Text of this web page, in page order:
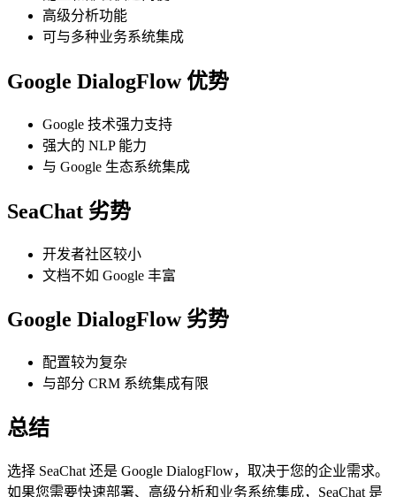
高级分析功能
可与多种业务系统集成
Google DialogFlow 优势
Google 技术强力支持
强大的 NLP 能力
与 Google 生态系统集成
SeaChat 劣势
开发者社区较小
文档不如 Google 丰富
Google DialogFlow 劣势
配置较为复杂
与部分 CRM 系统集成有限
总结
选择 SeaChat 还是 Google DialogFlow，取决于您的企业需求。
如果您需要快速部署、高级分析和业务系统集成，SeaChat 是